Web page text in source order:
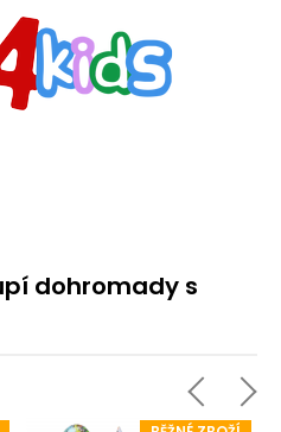
dohromady s